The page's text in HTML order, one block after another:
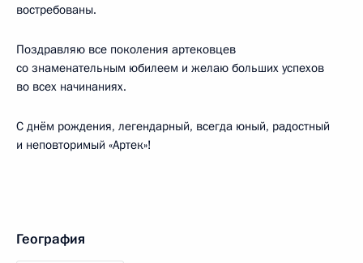
востребованы.
Поздравляю все поколения артековцев
со знаменательным юбилеем и желаю больших успехов
во всех начинаниях.
С днём рождения, легендарный, всегда юный, радостный
и неповторимый «Артек»!
География